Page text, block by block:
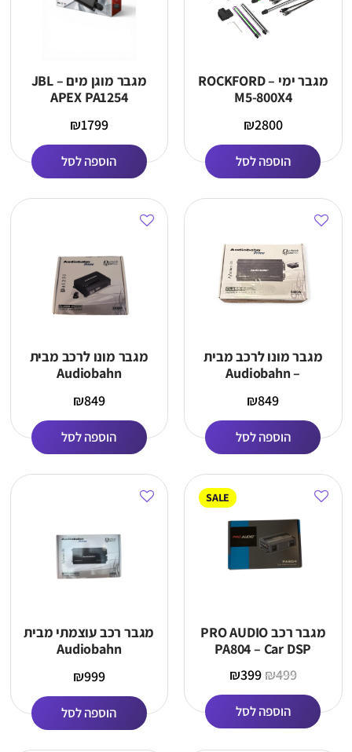
מגבר ימי – ROCKFORD
M5-800X4
₪2800
הוספה לסל
מגבר מוגן מים – JBL
APEX PA1254
₪1799
הוספה לסל
מגבר מונו לרכב מבית
Audiobahn –
₪849
הוספה לסל
מגבר מונו לרכב מבית
Audiobahn
₪849
הוספה לסל
SALE
מגבר רכב PRO AUDIO
PA804 – Car DSP
₪499
₪399
הוספה לסל
מגבר רכב עוצמתי מבית
Audiobahn
₪999
הוספה לסל